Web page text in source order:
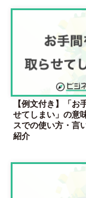
【例文付き】「お
せてしまい」の意
スでの使い方・言
紹介